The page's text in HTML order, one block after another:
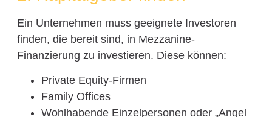
Ein Unternehmen muss geeignete Investoren
finden, die bereit sind, in Mezzanine-
Finanzierung zu investieren. Diese können:
Private Equity-Firmen
Family Offices
Wohlhabende Einzelpersonen oder „Angel